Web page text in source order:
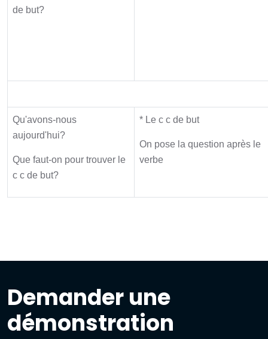
de but?
Qu'avons-nous
aujourd'hui?
Que faut-on pour trouver le
c c de but?
* Le c c de but
On pose la question après le
verbe
Demander une
démonstration